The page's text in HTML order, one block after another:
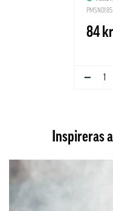
PMSN0185
84 kr
−
Inspireras